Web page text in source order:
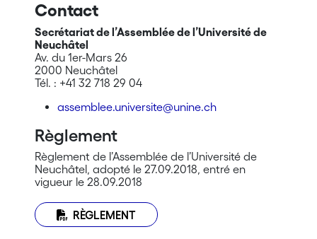
Contact
Secrétariat de l’Assemblée de l’Université de
Neuchâtel
Av. du 1er-Mars 26
2000 Neuchâtel​
Tél. : +41 32 718 29 04
assemblee.universite@unine.ch
Règlement
Règlement de l’Assemblée de l’Université de
Neuchâtel, adopté le 27.09.2018, entré en
vigueur le 28.09.2018
RÈGLEMENT